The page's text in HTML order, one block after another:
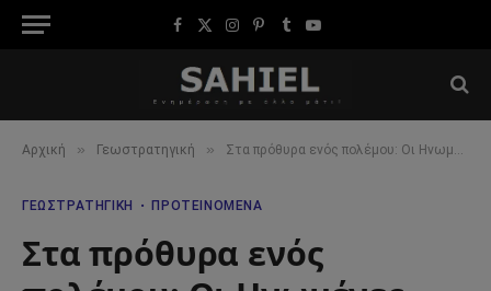
Facebook
X
Instagram
Pinterest
TumblrYouTube
Αρχική » Γεωστρατηγική » Στα πρόθυρα ενός πολέμου: Οι Ηνωμένες Πολιτείες θερίζουν την καταιγίδα στη Μέση Ανατολή
ΓΕΩΣΤΡΑΤΗΓΙΚΉ ΠΡΟΤΕΙΝΌΜΕΝΑ
Στα πρόθυρα ενός